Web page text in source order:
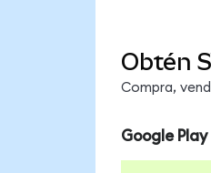
Obtén
Compra,
Google Play